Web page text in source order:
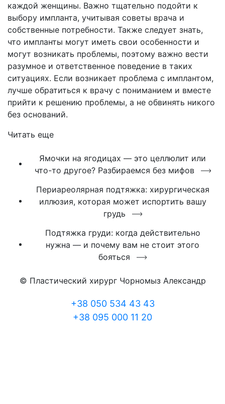
каждой женщины. Важно тщательно подойти к
выбору импланта, учитывая советы врача и
собственные потребности. Также следует знать,
что импланты могут иметь свои особенности и
могут возникать проблемы, поэтому важно вести
разумное и ответственное поведение в таких
ситуациях. Если возникает проблема с имплантом,
лучше обратиться к врачу с пониманием и вместе
прийти к решению проблемы, а не обвинять никого
без оснований.
Читать еще
Ямочки на ягодицах — это целлюлит или
что-то другое? Разбираемся без мифов
Периареолярная подтяжка: хирургическая
иллюзия, которая может испортить вашу
грудь
Подтяжка груди: когда действительно
нужна — и почему вам не стоит этого
бояться
© Пластический хирург Чорномыз Александр
+38 050 534 43 43
+38 095 000 11 20